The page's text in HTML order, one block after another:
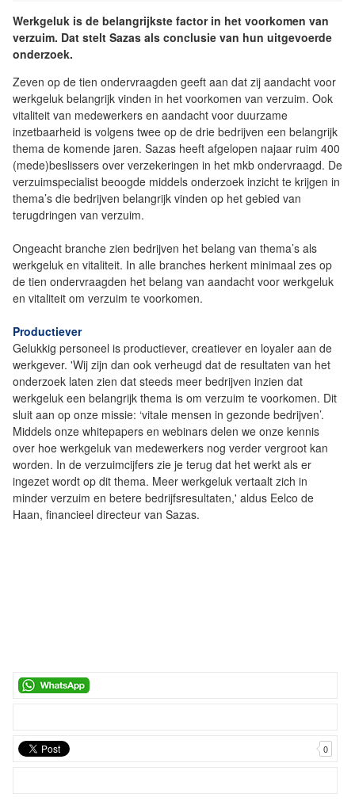
Werkgeluk is de belangrijkste factor in het voorkomen van
verzuim. Dat stelt Sazas als conclusie van hun uitgevoerde
onderzoek.
Zeven op de tien ondervraagden geeft aan dat zij aandacht voor
werkgeluk belangrijk vinden in het voorkomen van verzuim. Ook
vitaliteit van medewerkers en aandacht voor duurzame
inzetbaarheid is volgens twee op de drie bedrijven een belangrijk
thema de komende jaren. Sazas heeft afgelopen najaar ruim 400
(mede)beslissers over verzekeringen in het mkb ondervraagd. De
verzuimspecialist beoogde middels onderzoek inzicht te krijgen in
thema’s die bedrijven belangrijk vinden op het gebied van
terugdringen van verzuim.
Ongeacht branche zien bedrijven het belang van thema’s als
werkgeluk en vitaliteit. In alle branches herkent minimaal zes op
de tien ondervraagden het belang van aandacht voor werkgeluk
en vitaliteit om verzuim te voorkomen.
Productiever
Gelukkig personeel is productiever, creatiever en loyaler aan de
werkgever. 'Wij zijn dan ook verheugd dat de resultaten van het
onderzoek laten zien dat steeds meer bedrijven inzien dat
werkgeluk een belangrijk thema is om verzuim te voorkomen. Dit
sluit aan op onze missie: ‘vitale mensen in gezonde bedrijven’.
Middels onze whitepapers en webinars delen we onze kennis
over hoe werkgeluk van medewerkers nog verder vergroot kan
worden. In de verzuimcijfers zie je terug dat het werkt als er
ingezet wordt op dit thema. Meer werkgeluk vertaalt zich in
minder verzuim en betere bedrijfsresultaten,' aldus Eelco de
Haan, financieel directeur van Sazas.
0